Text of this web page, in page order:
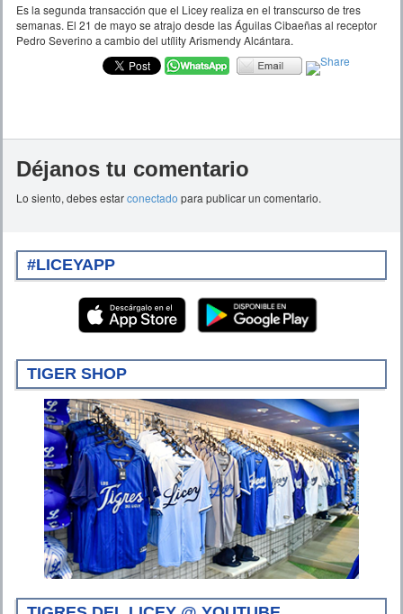
Es la segunda transacción que el Licey realiza en el transcurso de tres
semanas. El 21 de mayo se atrajo desde las Águilas Cibaeñas al receptor
Pedro Severino a cambio del utílity Arismendy Alcántara.
Déjanos tu comentario
Lo siento, debes estarconectado para publicar un comentario.
#LICEYAPP
TIGER SHOP